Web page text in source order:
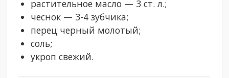
растительное масло — 3 ст. л.;
чеснок — 3-4 зубчика;
перец черный молотый;
соль;
укроп свежий.